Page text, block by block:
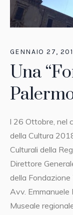
GENNAIO 27,
Una
l 26 Ottobre, nel
della Cultura
Culturali della
Direttore
della
Avv. Emmanuele
Museale